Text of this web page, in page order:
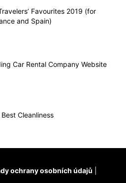
Favourites 2019 (for
and Spain)
Car Rental Company Website
Best Cleanliness
ochrany osobních údajů